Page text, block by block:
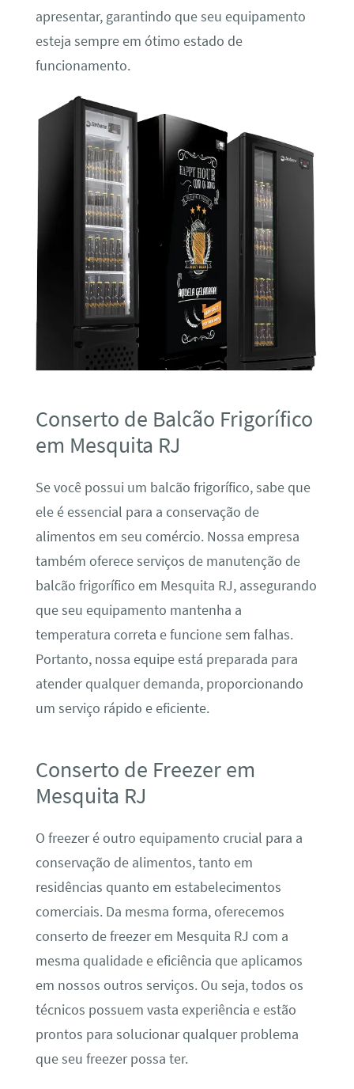
apresentar, garantindo que seu equipamento
esteja sempre em ótimo estado de
funcionamento.
Conserto de Balcão Frigorífico
em Mesquita RJ
Se você possui um balcão frigorífico, sabe que
ele é essencial para a conservação de
alimentos em seu comércio. Nossa empresa
também oferece serviços de manutenção de
balcão frigorífico em Mesquita RJ, assegurando
que seu equipamento mantenha a
temperatura correta e funcione sem falhas.
Portanto, nossa equipe está preparada para
atender qualquer demanda, proporcionando
um serviço rápido e eficiente.
Conserto de Freezer em
Mesquita RJ
O freezer é outro equipamento crucial para a
conservação de alimentos, tanto em
residências quanto em estabelecimentos
comerciais. Da mesma forma, oferecemos
conserto de freezer em Mesquita RJ com a
mesma qualidade e eficiência que aplicamos
em nossos outros serviços. Ou seja, todos os
técnicos possuem vasta experiência e estão
prontos para solucionar qualquer problema
que seu freezer possa ter.